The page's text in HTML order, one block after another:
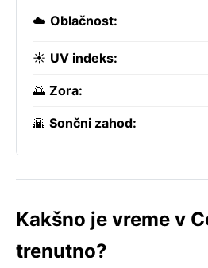
☁️ Oblačnost:
☀️ UV indeks:
🌅 Zora:
🌇 Sončni zahod:
Kakšno je vreme v
trenutno?